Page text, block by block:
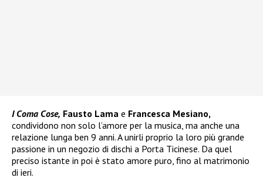
I Coma Cose, Fausto Lama e Francesca Mesiano,
condividono non solo l’amore per la musica, ma anche una
relazione lunga ben 9 anni. A unirli proprio la loro più grande
passione in un negozio di dischi a Porta Ticinese. Da quel
preciso istante in poi è stato amore puro, fino al matrimonio
di ieri.